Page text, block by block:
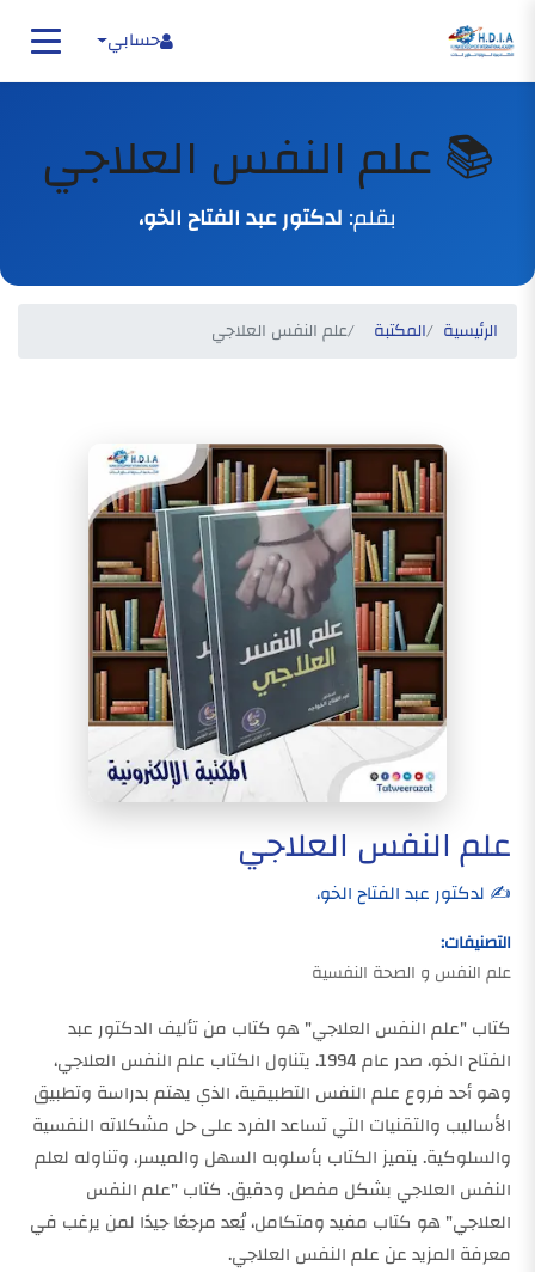
حسابي
📚 علم النفس العلاجي
بقلم: لدكتور عبد الفتاح الخو،
الرئيسية المكتبة علم النفس العلاجي
علم النفس العلاجي
✍️ لدكتور عبد الفتاح الخو،
التصنيفات:
علم النفس و الصحة النفسية
كتاب "علم النفس العلاجي" هو كتاب من تأليف الدكتور عبد
الفتاح الخو، صدر عام 1994. يتناول الكتاب علم النفس العلاجي،
وهو أحد فروع علم النفس التطبيقية، الذي يهتم بدراسة وتطبيق
الأساليب والتقنيات التي تساعد الفرد على حل مشكلاته النفسية
والسلوكية. يتميز الكتاب بأسلوبه السهل والميسر، وتناوله لعلم
النفس العلاجي بشكل مفصل ودقيق. كتاب "علم النفس
العلاجي" هو كتاب مفيد ومتكامل، يُعد مرجعًا جيدًا لمن يرغب في
معرفة المزيد عن علم النفس العلاجي.